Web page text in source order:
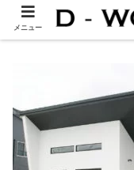
jirei-3-01
メニュー